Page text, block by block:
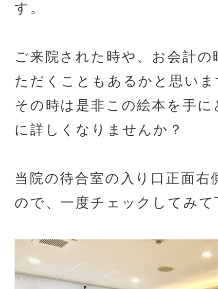
す。
ご来院された時や、お会計
ただくこともあるかと思い
その時は是非この絵本を手
に詳しくなりませんか？
当院の待合室の入り口正面
ので、一度チェックしてみ